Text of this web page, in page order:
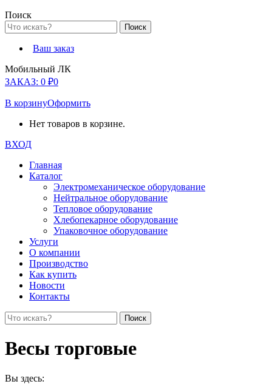
Поиск
Ваш заказ
Мобильный ЛК
ЗАКАЗ: 0 ₽0
В корзинуОформить
Нет товаров в корзине.
ВХОД
Главная
Каталог
Электромеханическое оборудование
Нейтральное оборудование
Тепловое оборудование
Хлебопекарное оборудование
Упаковочное оборудование
Услуги
О компании
Производство
Как купить
Новости
Контакты
Весы торговые
Вы здесь: